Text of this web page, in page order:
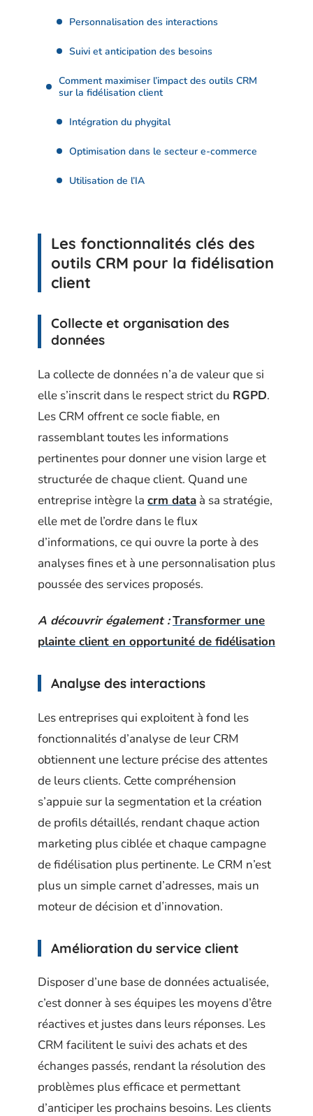
Personnalisation des interactions
Suivi et anticipation des besoins
Comment maximiser l’impact des outils CRM
sur la fidélisation client
Intégration du phygital
Optimisation dans le secteur e-commerce
Utilisation de l’IA
Les fonctionnalités clés des
outils CRM pour la fidélisation
client
Collecte et organisation des
données
La collecte de données n’a de valeur que si
elle s’inscrit dans le respect strict du RGPD.
Les CRM offrent ce socle fiable, en
rassemblant toutes les informations
pertinentes pour donner une vision large et
structurée de chaque client. Quand une
entreprise intègre la crm data à sa stratégie,
elle met de l’ordre dans le flux
d’informations, ce qui ouvre la porte à des
analyses fines et à une personnalisation plus
poussée des services proposés.
A découvrir également :Transformer une
plainte client en opportunité de fidélisation
Analyse des interactions
Les entreprises qui exploitent à fond les
fonctionnalités d’analyse de leur CRM
obtiennent une lecture précise des attentes
de leurs clients. Cette compréhension
s’appuie sur la segmentation et la création
de profils détaillés, rendant chaque action
marketing plus ciblée et chaque campagne
de fidélisation plus pertinente. Le CRM n’est
plus un simple carnet d’adresses, mais un
moteur de décision et d’innovation.
Amélioration du service client
Disposer d’une base de données actualisée,
c’est donner à ses équipes les moyens d’être
réactives et justes dans leurs réponses. Les
CRM facilitent le suivi des achats et des
échanges passés, rendant la résolution des
problèmes plus efficace et permettant
d’anticiper les prochains besoins. Les clients